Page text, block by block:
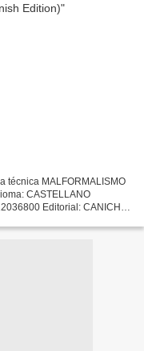
técnica MALFORMALISMO
CASTELLANO
Editorial: CANICHE